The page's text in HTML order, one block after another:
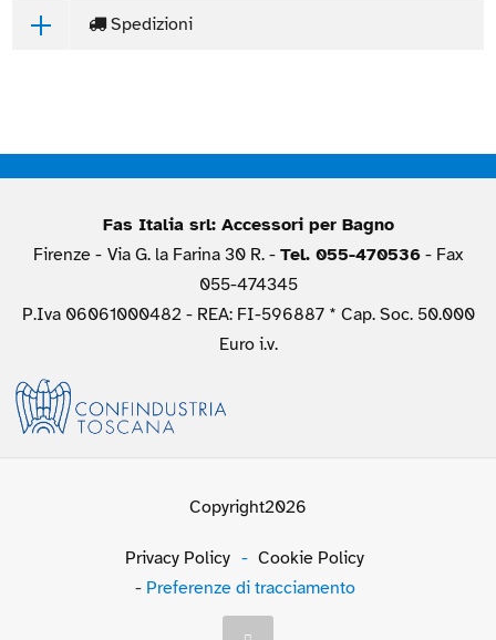
Spedizioni
Fas Italia srl: Accessori per Bagno
Firenze - Via G. la Farina 30 R. - Tel. 055-470536 - Fax
055-474345
P.Iva 06061000482 - REA: FI-596887 * Cap. Soc. 50.000
Euro i.v.
Copyright2026
Privacy Policy - Cookie Policy
- Preferenze di tracciamento